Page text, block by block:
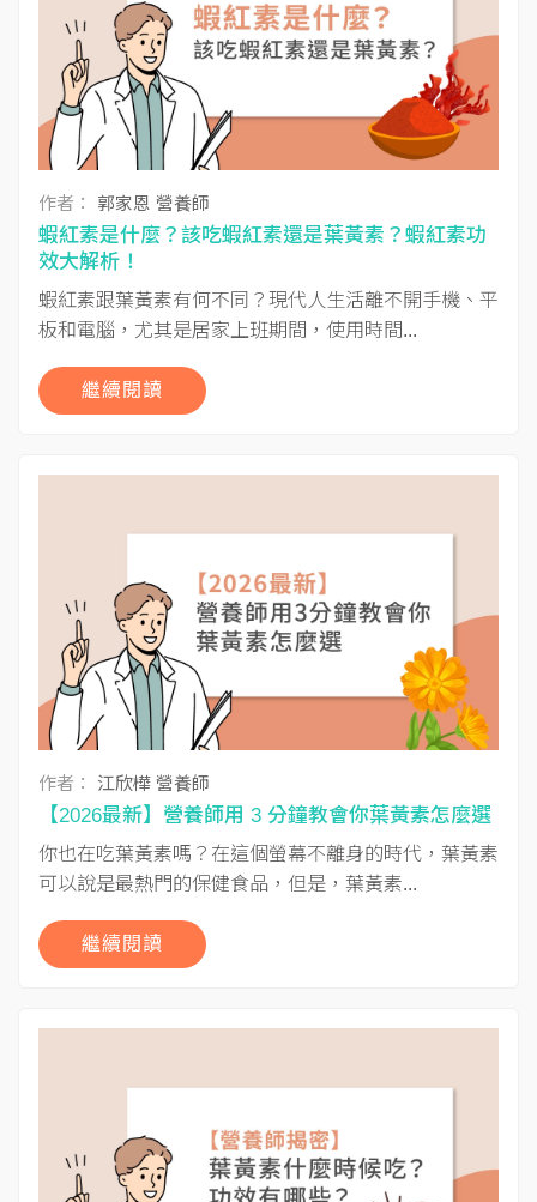
作者： 郭家恩 營養師
蝦紅素是什麼？該吃蝦紅素還是葉黃素？蝦紅素功
效大解析！
蝦紅素跟葉黃素有何不同？現代人生活離不開手機、平
板和電腦，尤其是居家上班期間，使用時間...
繼續閱讀
作者： 江欣樺 營養師
【2026最新】營養師用 3 分鐘教會你葉黃素怎麼選
你也在吃葉黃素嗎？在這個螢幕不離身的時代，葉黃素
可以說是最熱門的保健食品，但是，葉黃素...
繼續閱讀